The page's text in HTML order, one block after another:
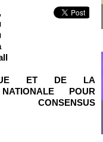
ET DE LA
POUR
CONSENSUS